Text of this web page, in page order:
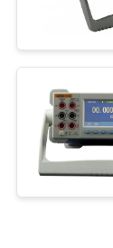
PRIVACY
POLICY